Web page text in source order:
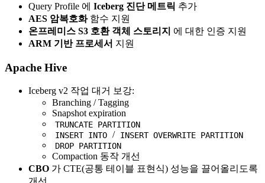
Query Profile 에 Iceberg 진단 메트릭 추가
AES 암복호화함수 지원
온프레미스 S3 호환 객체 스토리지 에 대한 인증 지원
ARM 기반 프로세서 지원
Apache Hive
Iceberg v2 작업 대거 보강:
Branching / Tagging
Snapshot expiration
TRUNCATE PARTITION
INSERT INTO / INSERT OVERWRITE PARTITION
DROP PARTITION
Compaction 동작 개선
CBO 가 CTE(공통 테이블 표현식) 성능을 끌어올리도록